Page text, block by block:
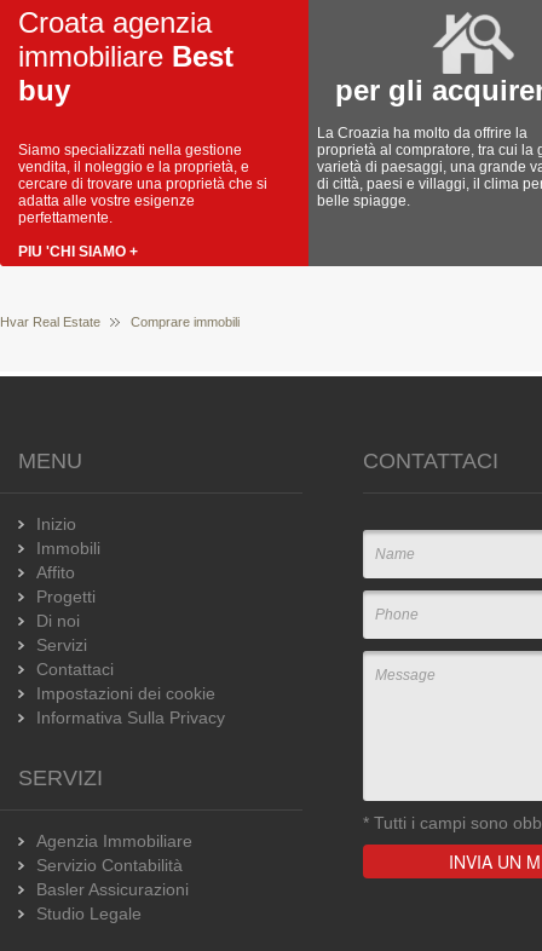
Croata agenzia
immobiliare Best
buy
Siamo specializzati nella gestione
vendita, il noleggio e la proprietà, e
cercare di trovare una proprietà che si
adatta alle vostre esigenze
perfettamente.
PIU 'CHI SIAMO +
per gli
La Croazia ha molto da offrire la
proprietà al compratore, tra cui la
varietà di paesaggi, una grande
di città, paesi e villaggi, il clima
belle spiagge.
Hvar Real Estate Comprare immobili
MENU
Inizio
Immobili
Affito
Progetti
Di noi
Servizi
Contattaci
Impostazioni dei cookie
Informativa Sulla Privacy
SERVIZI
Agenzia Immobiliare
Servizio Contabilità
Basler Assicurazioni
Studio Legale
CONTATTACI
* Tutti i campi sono